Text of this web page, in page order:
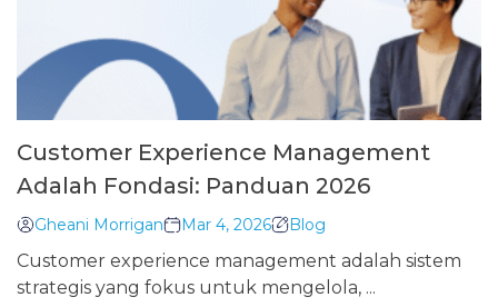
Customer Experience Management
Adalah Fondasi: Panduan 2026
Gheani Morrigan Mar 4, 2026 Blog
Customer experience management adalah sistem
strategis yang fokus untuk mengelola, ...